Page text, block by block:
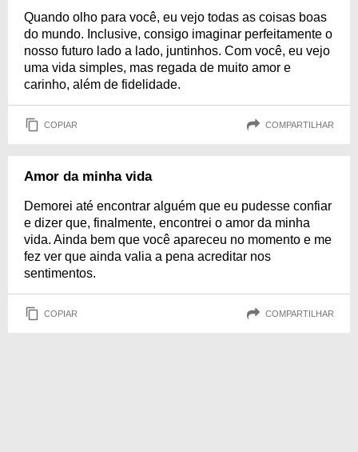
Quando olho para você, eu vejo todas as coisas boas
do mundo. Inclusive, consigo imaginar perfeitamente o
nosso futuro lado a lado, juntinhos. Com você, eu vejo
uma vida simples, mas regada de muito amor e
carinho, além de fidelidade.
COPIAR COMPARTILHAR
Amor da minha vida
Demorei até encontrar alguém que eu pudesse confiar
e dizer que, finalmente, encontrei o amor da minha
vida. Ainda bem que você apareceu no momento e me
fez ver que ainda valia a pena acreditar nos
sentimentos.
COPIAR COMPARTILHAR